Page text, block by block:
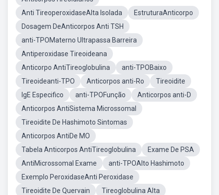
Anti TireoperoxidaseAlta Isolada
EstruturaAnticorpo
Dosagem DeAnticorpos Anti TSH
anti-TPOMaterno Ultrapassa Barreira
Antiperoxidase Tireoideana
Anticorpo AntiTireoglobulina
anti-TPOBaixo
Tireoideanti-TPO
Anticorpos anti-Ro
Tireoidite
IgE Especifico
anti-TPOFunção
Anticorpos anti-D
Anticorpos AntiSistema Microssomal
Tireoidite De Hashimoto Sintomas
Anticorpos AntiDe MO
Tabela Anticorpos AntiTireoglobulina
Exame De PSA
AntiMicrossomal Exame
anti-TPOAlto Hashimoto
Exemplo PeroxidaseAnti Peroxidase
Tireoidite De Quervain
Tireoglobulina Alta